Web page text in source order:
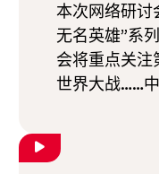
本次网络研讨
无名英雄”系
会将重点关注
世界大战……中